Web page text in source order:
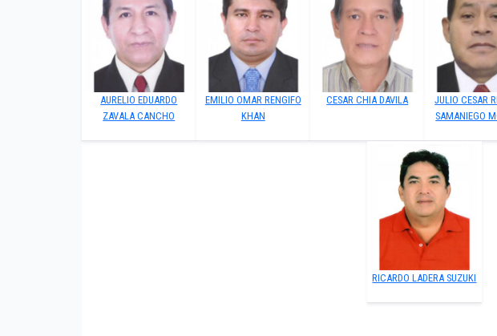
AURELIO EDUARDO
ZAVALA CANCHO
EMILIO OMAR RENGIFO
KHAN
CESAR CHIA DAVILA
JULIO CESAR
SAMANIEGO
RICARDO LADERA SUZUKI